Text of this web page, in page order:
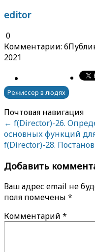
editor
0
Комментарии: 6
2021
Режиссер в людях
Почтовая навигация
← f(Director)-26.
основных функций
f(Director)-28.
Добавить
Ваш адрес email не
поля помечены *
Комментарий *